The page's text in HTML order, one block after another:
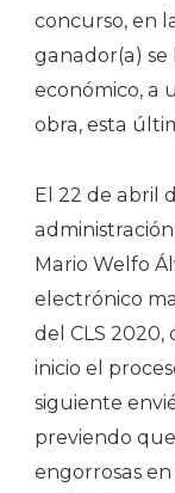
concurso, en
ganador(a)
económico, a
obra, esta
El 22 de abril
Mario Welfo
electrónico
del CLS 2020,
inicio el
siguiente
previendo
engorrosas